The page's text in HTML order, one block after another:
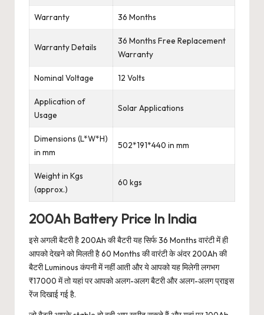
Warranty 36 Months
Warranty Details
36 Months Free Replacement
Warranty
Nominal Voltage 12 Volts
Application of
Usage
Solar Applications
Dimensions (L*W*H)
in mm
502*191*440 in mm
Weight in Kgs
(approx.)
60 kgs
200Ah Battery Price In India
इसे अगली बैटरी है 200Ah की बैटरी यह सिर्फ 36 Months वारंटी में ही
आपको देखने को मिलती है 60 Months की वारंटी के अंदर 200Ah की
बैटरी Luminous कंपनी में नहीं आती और ये आपको यह मिलेगी लगभग
₹17000 में तो यहां पर आपको अलग-अलग बैटरी और अलग-अलग प्राइस
रेंज दिखाई गई है.